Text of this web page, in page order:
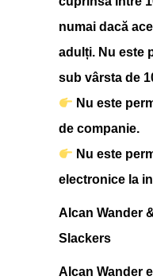
numai dacă
adulți. Nu este
sub vârsta de
Nu este
de companie.
Nu este
electronice la
Alcan Wander
Slackers
Alcan Wander